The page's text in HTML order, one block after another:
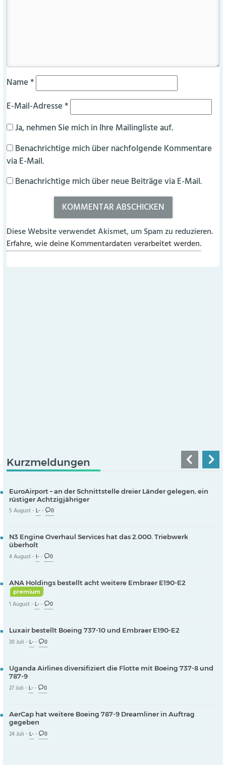
Name*
E-Mail-Adresse*
Ja, nehmen Sie mich in Ihre Mailingliste auf.
Benachrichtige mich über nachfolgende Kommentare
via E-Mail.
Benachrichtige mich über neue Beiträge via E-Mail.
Diese Website verwendet Akismet, um Spam zu reduzieren.
Erfahre, wie deine Kommentardaten verarbeitet werden.
Kurzmeldungen
EuroAirport – an der Schnittstelle dreier Länder gelegen, ein
rüstiger Achtzigjähriger
5 August -L-- 0
N3 Engine Overhaul Services hat das 2.000. Triebwerk
überholt
4 August - I-- 0
ANA Holdings bestellt acht weitere Embraer E190-E2
premium
1 August -L-- 0
Luxair bestellt Boeing 737-10 und Embraer E190-E2
30 Juli -L-- 0
Uganda Airlines diversifiziert die Flotte mit Boeing 737-8 und
787-9
27 Juli -L-- 0
AerCap hat weitere Boeing 787-9 Dreamliner in Auftrag
gegeben
24 Juli -L-- 0